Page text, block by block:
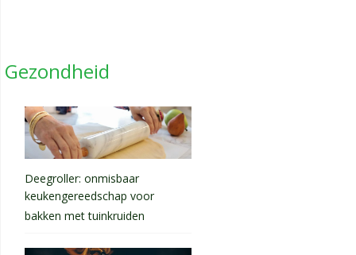
Gezondheid
Deegroller: onmisbaar
keukengereedschap voor
bakken met tuinkruiden